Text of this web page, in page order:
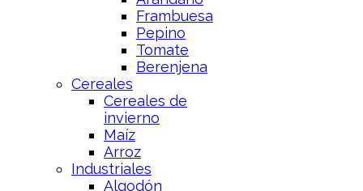
Frambuesa
Pepino
Tomate
Berenjena
Cereales
Cereales de
invierno
Maíz
Arroz
Industriales
Algodón